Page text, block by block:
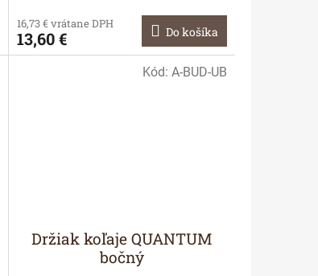
16,73 € vrátane DPH
13,60 € Do košíka
Držiak koľaje QUANTUM
bočný
Kód: A-BUD-UB